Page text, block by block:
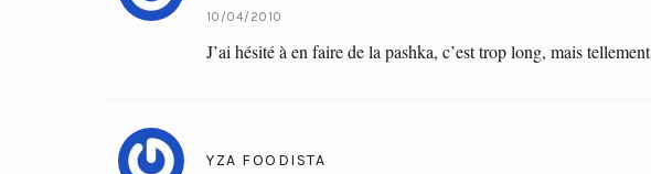
10/04/2010
J’ai hésité à en faire de la pashka, c’est trop long, mais
YZA FOODISTA